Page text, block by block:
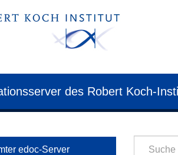
des Robert Koch-
edoc-Server